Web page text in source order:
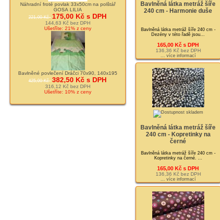
Náhradní froté povlak 33x50cm na polštář
GOSA LILIA
221,00 Kč 175,00 Kč s DPH
144,63 Kč bez DPH
Ušetříte: 21% z ceny
Bavlněné povlečení Dráčci 70x90, 140x195
425,00 Kč 382,50 Kč s DPH
316,12 Kč bez DPH
Ušetříte: 10% z ceny
Bavlněná látka metráž šíře
240 cm - Harmonie duše
Bavlněná látka metráž šíře 240 cm -
Dezény v této řadě jsou...
165,00 Kč s DPH
136,36 Kč bez DPH
... více informací
Bavlněná látka metráž šíře
240 cm - Kopretinky na
černé
Bavlněná látka metráž šíře 240 cm -
Kopretinky na černé. ...
165,00 Kč s DPH
136,36 Kč bez DPH
... více informací